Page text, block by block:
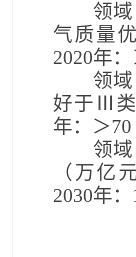
领域
气质量
2020年
领域
好于Ⅲ
年：＞
领域
（万
2030年：